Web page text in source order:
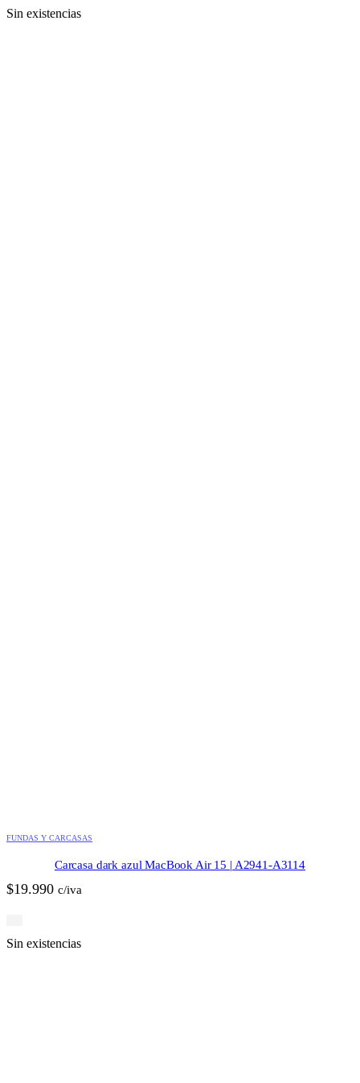
Sin existencias
FUNDAS Y CARCASAS
Carcasa dark azul MacBook Air 15 | A2941-A3114
$19.990 c/iva
Sin existencias